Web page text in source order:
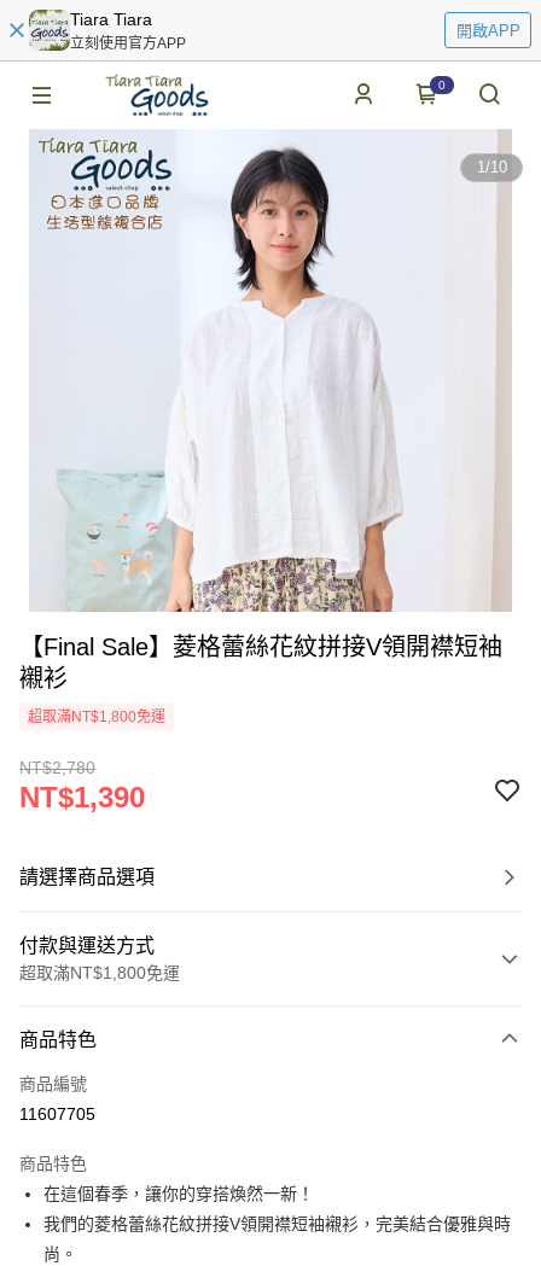
Tiara Tiara
立刻使用官方APP
開啟APP
0
1/10
【Final Sale】菱格蕾絲花紋拼接V領開襟短袖
襯衫
超取滿NT$1,800免運
NT$2,780
NT$1,390
請選擇商品選項
付款與運送方式
超取滿NT$1,800免運
信用卡一次付款
超商取貨付款
Apple Pay
悠遊付
商品特色
商品編號
11607705
商品特色
在這個春季，讓你的穿搭煥然一新！
我們的菱格蕾絲花紋拼接V領開襟短袖襯衫，完美結合優雅與時
尚。